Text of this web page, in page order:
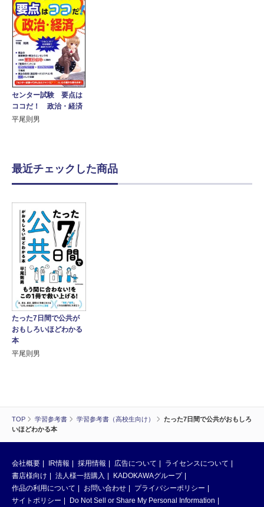
TOP 学習参考書 学習参考書（高校生向け）
たった7日間で公共がおもしろ
いほどわかる本
センター試験 要点は
ココだ！ 政治・経済
平尾則男
最近チェックした商品
たった7日間で公共が
おもしろいほどわかる
本
平尾則男
会社概要 IR情報 採用情報 広告について
ライセンスについて
書店様向け
法人様一括購入
KADOKAWAグループ
作品の利用について
お問い合わせ
プライバシーポリシー
サイトポリシー
Do Not Sell or Share My Personal Information